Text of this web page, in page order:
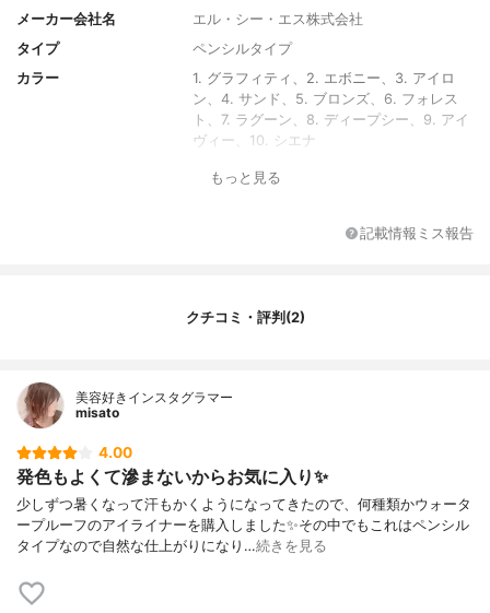
メーカー会社名
エル・シー・エス株式会社
タイプ
ペンシルタイプ
カラー
1. グラフィティ、2. エボニー、3. アイロ
ン、4. サンド、5. ブロンズ、6. フォレス
ト、7. ラグーン、8. ディープシー、9. アイ
ヴィー、10. シエナ
カラバリ豊富、敏感肌OK、ロングラスティ
もっと見る
記載情報ミス報告
クチコミ・評判(2)
美容好きインスタグラマー
misato
4.00
発色もよくて滲まないからお気に入り✨
少しずつ暑くなって汗もかくようになってきたので、何種類かウォータ
ープルーフのアイライナーを購入しました✨その中でもこれはペンシル
タイプなので自然な仕上がりになり…続きを見る